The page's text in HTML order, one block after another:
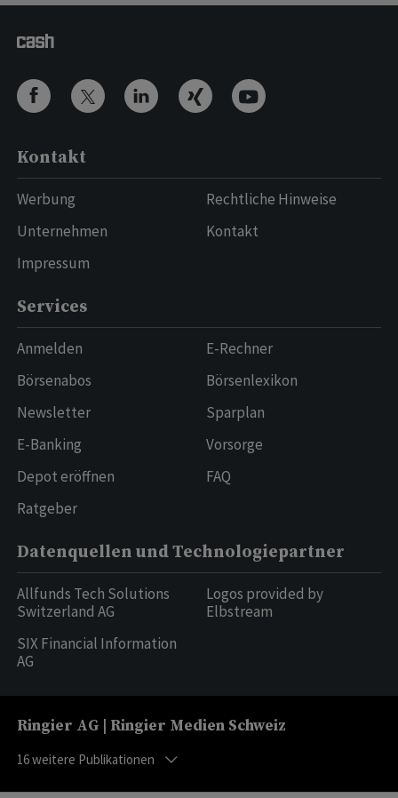
Kontakt
Werbung
Unternehmen
Impressum
Rechtliche Hinweise
Kontakt
Services
Anmelden
Börsenabos
Newsletter
E-Banking
Depot eröffnen
Ratgeber
E-Rechner
Börsenlexikon
Sparplan
Vorsorge
FAQ
Datenquellen und Technologiepartner
Allfunds Tech Solutions
Switzerland AG
SIX Financial Information
AG
Logos provided by
Elbstream
Ringier AG | Ringier Medien Schweiz
16weitere Publikationen